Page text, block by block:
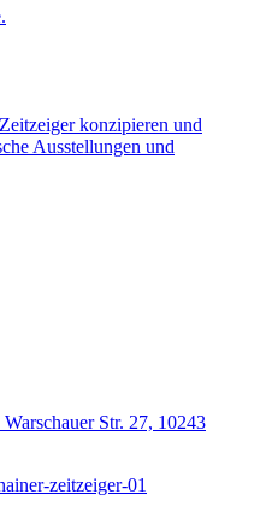
konzipieren und
Ausstellungen und